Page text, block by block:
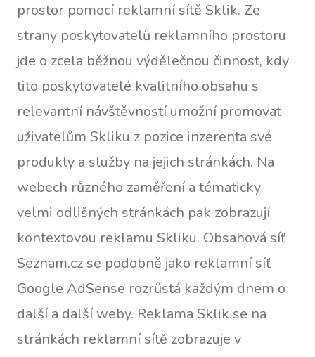
prostor pomocí reklamní sítě Sklik. Ze
strany poskytovatelů reklamního prostoru
jde o zcela běžnou výdělečnou činnost, kdy
tito poskytovatelé kvalitního obsahu s
relevantní návštěvností umožní promovat
uživatelům Skliku z pozice inzerenta své
produkty a služby na jejich stránkách. Na
webech různého zaměření a tématicky
velmi odlišných stránkách pak zobrazují
kontextovou reklamu Skliku. Obsahová síť
Seznam.cz se podobně jako reklamní síť
Google AdSense rozrůstá každým dnem o
další a další weby. Reklama Sklik se na
stránkách reklamní sítě zobrazuje v